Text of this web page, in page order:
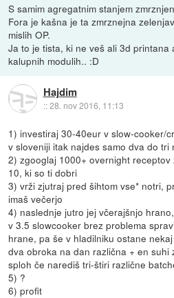
S samim agregatnim stanjem
Fora je kašna je ta zmrznejna
mislih OP.
Ja to je tista, ki ne veš ali 3d printana
kalupnih modulih.. :D
Hajdim
::28. nov 2016, 11:13
1) investiraj 30-40eur v slow-cooker/
v sloveniji itak najdes samo dva do tri
2) zgooglaj 1000+ overnight
10, ki so ti dobri
3) vrži zjutraj pred šihtom vse* notri,
imaš večerjo
4) naslednje jutro jej včerajšnjo
v 3.5 slowcooker brez problema
hrane, pa še v hladilniku ostane
dva obroka na dan različna + en
sploh če narediš tri-štiri različne
5) ?
6) profit